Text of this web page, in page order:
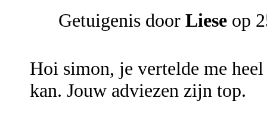
Getuigenis door Liese op
Hoi simon, je vertelde me
kan. Jouw adviezen zijn top.